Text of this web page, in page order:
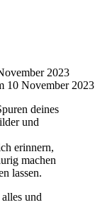
2023
10 November 2023
deines
und
erinnern,
machen
lassen.
und